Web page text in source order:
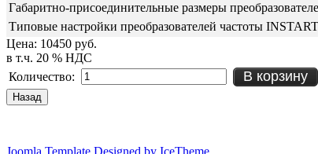
Габаритно-присоединительные размеры
Типовые настройки преобразователей частоты INSTART
Цена: 10450 руб.
в т.ч. 20 % НДС
Количество:
В корзину